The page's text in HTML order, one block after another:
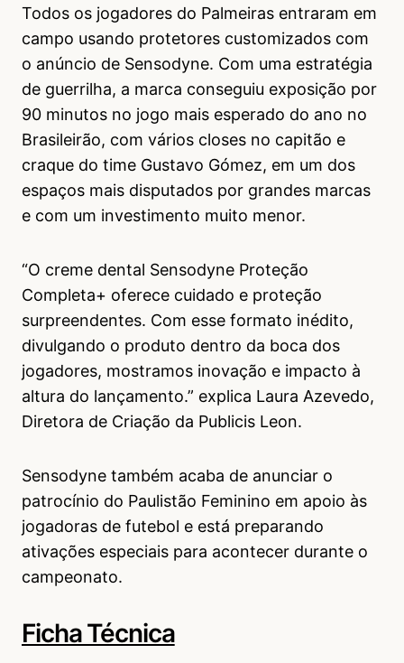
Todos os jogadores do Palmeiras entraram em
campo usando protetores customizados com
o anúncio de Sensodyne. Com uma estratégia
de guerrilha, a marca conseguiu exposição por
90 minutos no jogo mais esperado do ano no
Brasileirão, com vários closes no capitão e
craque do time Gustavo Gómez, em um dos
espaços mais disputados por grandes marcas
e com um investimento muito menor.
“O creme dental Sensodyne Proteção
Completa+ oferece cuidado e proteção
surpreendentes. Com esse formato inédito,
divulgando o produto dentro da boca dos
jogadores, mostramos inovação e impacto à
altura do lançamento.” explica Laura Azevedo,
Diretora de Criação da Publicis Leon.
Sensodyne também acaba de anunciar o
patrocínio do Paulistão Feminino em apoio às
jogadoras de futebol e está preparando
ativações especiais para acontecer durante o
campeonato.
Ficha Técnica